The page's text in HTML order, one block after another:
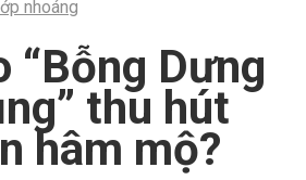
nhoáng
“Bỗng Dưng
thu hút
hâm mộ?